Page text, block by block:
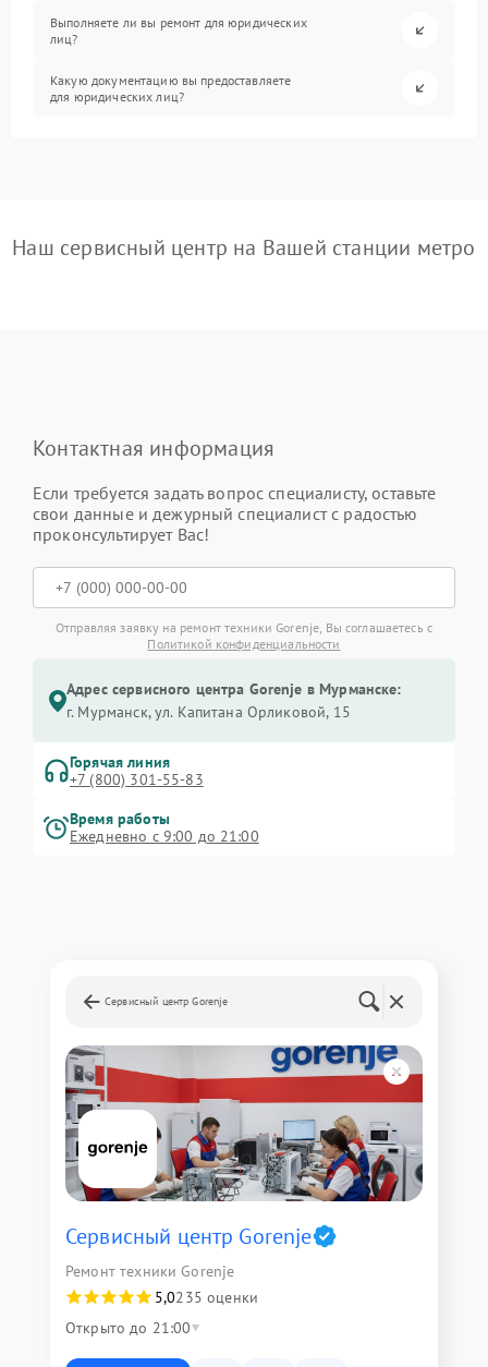
Выполняете ли вы ремонт для юридических
лиц?
Какую документацию вы предоставляете
для юридических лиц?
Наш сервисный центр на Вашей станции метро
Контактная информация
Если требуется задать вопрос специалисту, оставьте
свои данные и дежурный специалист с радостью
проконсультирует Вас!
Отправляя заявку на ремонт техники Gorenje, Вы соглашаетесь с
Политикой конфиденциальности
Адрес сервисного центра Gorenje в Мурманске:
г. Мурманск, ул. Капитана Орликовой, 15
Горячая линия
+7 (800) 301-55-83
Время работы
Ежедневно с 9:00 до 21:00
Сервисный центр Gorenje
Сервисный центр Gorenje
Ремонт техники Gorenje
5,0235 оценки
Открыто до 21:00